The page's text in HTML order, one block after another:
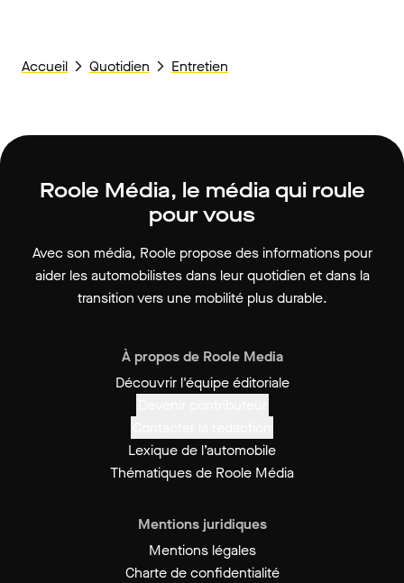
Accueil Quotidien Entretien
Roole Média, le média qui roule
pour vous
Avec son média, Roole propose des informations pour
aider les automobilistes dans leur quotidien et dans la
transition vers une mobilité plus durable.
À propos de Roole Media
Découvrir l'équipe éditoriale
Lexique de l’automobile
Thématiques de Roole Média
Mentions juridiques
Mentions légales
Charte de confidentialité